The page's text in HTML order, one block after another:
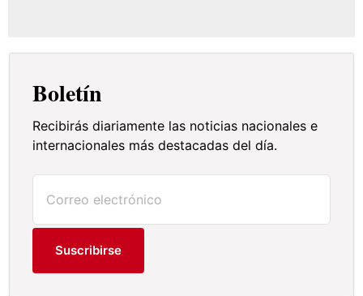
Boletín
Recibirás diariamente las noticias nacionales e
internacionales más destacadas del día.
Suscribirse